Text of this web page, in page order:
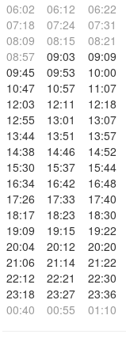
06:02
06:12 06:22
07:18
07:24 07:31
08:09
08:15 08:21
08:57
09:03 09:09
09:45
09:53 10:00
10:47
10:57 11:07
12:03
12:11 12:18
12:55
13:01 13:07
13:44
13:51 13:57
14:38
14:46 14:52
15:30
15:37 15:44
16:34
16:42 16:48
17:26
17:33 17:40
18:17
18:23 18:30
19:09
19:15 19:22
20:04
20:12 20:20
21:06
21:14 21:22
22:12
22:21 22:30
23:18
23:27 23:36
00:40
00:55 01:10